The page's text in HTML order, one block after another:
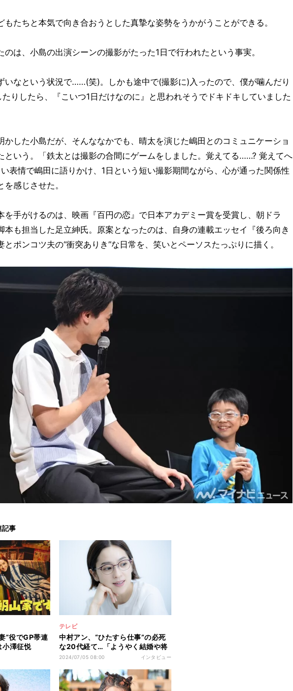
もたちと本気で向き合おうとした真摯な姿勢をうかがうことができる。
のは、小島の出演シーンの撮影がたった1日で行われたという事実。
いなという状況で……(笑)。しかも途中で(撮影に)入ったので、僕が噛んだり
たりしたら、『こいつ1日だけなのに』と思われそうでドキドキしていました
かした小島だが、そんななかでも、晴太を演じた嶋田とのコミュニケーショ
という。「鉄太とは撮影の合間にゲームをしました。覚えてる……? 覚えてへ
表情で嶋田に語りかけ、1日という短い撮影期間ながら、心が通った関係性
感じさせた。
を手がけるのは、映画『百円の恋』で日本アカデミー賞を受賞し、朝ドラ
本も担当した足立紳氏。原案となったのは、自身の連載エッセイ『後ろ向き
とポンコツ夫の“衝突ありき”な日常を、笑いとペーソスたっぷりに描く。
記事
”役でGP帯連
澤征悦
テレビ
中村アン、“ひたすら仕事”の必死
な20代経て…「ようやく結婚や将
来考える時間増えた」
2024/07/05 08:00 インタビュー